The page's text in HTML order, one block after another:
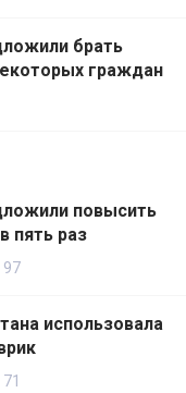
брать
граждан
повысить
пять раз
97
использовала
71